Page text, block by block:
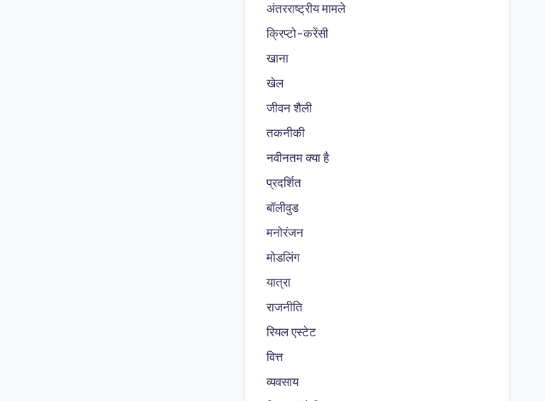
अंतरराष्ट्रीय मामले
क्रिप्टो-करेंसी
खाना
खेल
जीवन शैली
तकनीकी
नवीनतम क्या है
प्रदर्शित
बॉलीवुड
मनोरंजन
मोडलिंग
यात्रा
राजनीति
रियल एस्टेट
वित्त
व्यवसाय